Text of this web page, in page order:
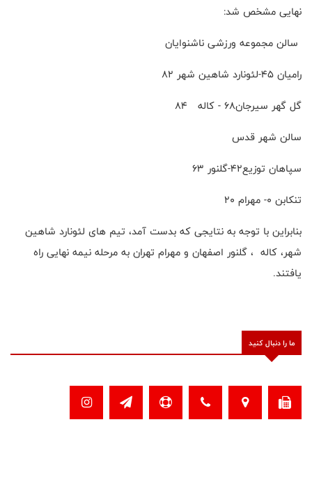
نهایی مشخص شد:
سالن مجموعه ورزشی ناشنوایان
رامیان 45-لئونارد شاهین شهر 82
گل گهر سیرجان68 - کاله 84
سالن شهر قدس
سپاهان توزیع۴۲-گلنور ۶۳
تنکابن ۰- مهرام ۲۰
بنابراین با توجه به نتایجی که بدست آمد، تیم های لئونارد شاهین
شهر، کاله ، گلنور اصفهان و مهرام تهران به مرحله نیمه نهایی راه
یافتند.
ما را دنبال کنید